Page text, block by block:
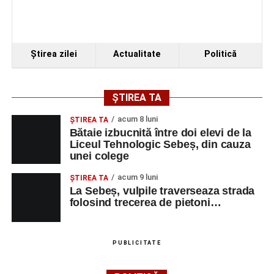
reprezintă doar începutul unei serii de concerte care vor
avea loc pe parcursul taberei, oferind comunității din
și de a lua parte la un veritabil schimb cultural prin
Adaugă-ne ca sursă preferată
Urmărește-ne pe Google News
iluminatului public pe timpul nopții, în contextul
Ştirea zilei Actualitate Politică
ȘTIREA TA
ŞTIREA TA acum 8 luni
Bătaie izbucnită între doi elevi de la
Liceul Tehnologic Sebeș, din cauza
unei colege
ŞTIREA TA acum 9 luni
La Sebeș, vulpile traverseaza strada
folosind trecerea de pietoni…
PUBLICITATE